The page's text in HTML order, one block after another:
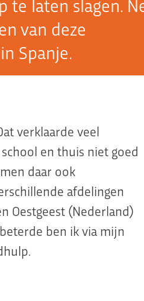
van deze
Spanje.
verklaarde veel
en thuis niet goed
daar ook
afdelingen
Oestgeest (Nederland)
ben ik via mijn